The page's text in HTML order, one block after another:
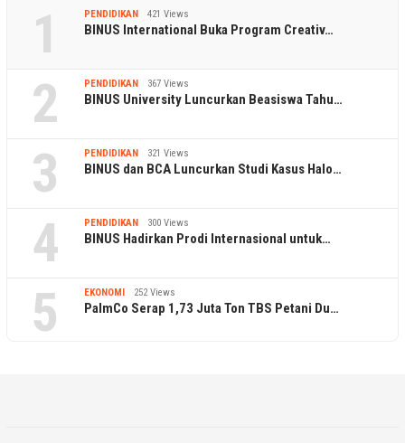
1 PENDIDIKAN 421 Views
BINUS International Buka Program Creativ…
2 PENDIDIKAN 367 Views
BINUS University Luncurkan Beasiswa Tahu…
3 PENDIDIKAN 321 Views
BINUS dan BCA Luncurkan Studi Kasus Halo…
4 PENDIDIKAN 300 Views
BINUS Hadirkan Prodi Internasional untuk…
5 EKONOMI 252 Views
PalmCo Serap 1,73 Juta Ton TBS Petani Du…